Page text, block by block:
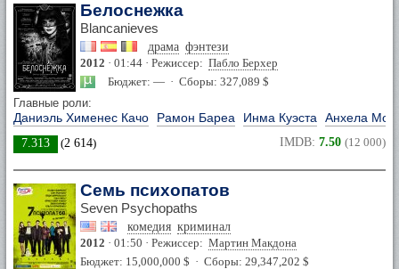
Белоснежка
Blancanieves
драма фэнтези
2012 · 01:44 · Режиссер: Пабло Берхер
Бюджет: — · Сборы: 327,089 $
Главные роли:
Даниэль Хименес Качо Рамон Бареа Инма Куэста Анхела
7.313 (2 614) IMDB: 7.50 (12 000)
Семь психопатов
Seven Psychopaths
комедия криминал
2012 · 01:50 · Режиссер: Мартин Макдона
Бюджет: 15,000,000 $ · Сборы: 29,347,202 $